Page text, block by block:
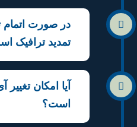
در صورت اتمام
تمدید ترافیک
آیا امکان تغییر
است؟